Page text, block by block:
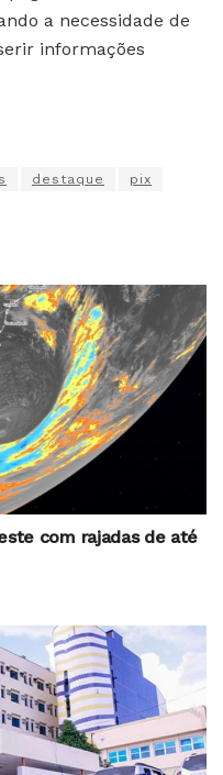
a necessidade de
informações
destaque pix
com rajadas de até